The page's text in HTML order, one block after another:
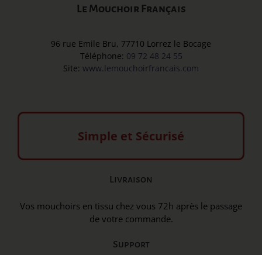
Le Mouchoir Français
96 rue Emile Bru, 77710 Lorrez le Bocage
Téléphone: 09 72 48 24 55
Site: www.lemouchoirfrancais.com
Simple et Sécurisé
Livraison
Vos mouchoirs en tissu chez vous 72h après le passage
de votre commande.
Support